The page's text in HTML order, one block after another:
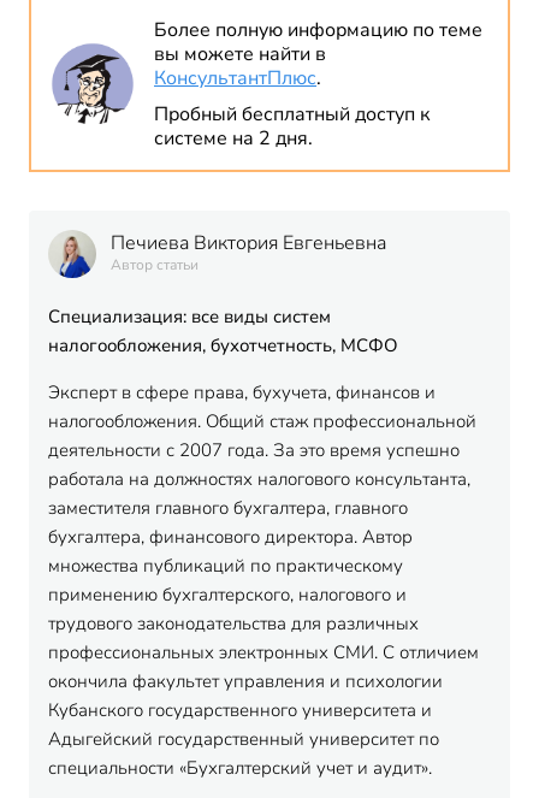
Более полную информацию по теме
вы можете найти в
КонсультантПлюс.
Пробный бесплатный доступ к
системе на 2 дня.
Печиева Виктория Евгеньевна
Автор статьи
Специализация: все виды систем
налогообложения, бухотчетность, МСФО
Эксперт в сфере права, бухучета, финансов и
налогообложения. Общий стаж профессиональной
деятельности с 2007 года. За это время успешно
работала на должностях налогового консультанта,
заместителя главного бухгалтера, главного
бухгалтера, финансового директора. Автор
множества публикаций по практическому
применению бухгалтерского, налогового и
трудового законодательства для различных
профессиональных электронных СМИ. С отличием
окончила факультет управления и психологии
Кубанского государственного университета и
Адыгейский государственный университет по
специальности «Бухгалтерский учет и аудит».